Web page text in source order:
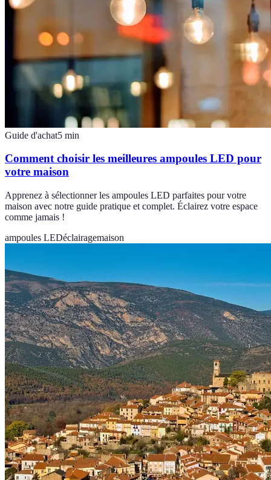
Guide d'achat5 min
Comment choisir les meilleures ampoules LED pour
votre maison
Apprenez à sélectionner les ampoules LED parfaites pour votre
maison avec notre guide pratique et complet. Éclairez votre espace
comme jamais !
ampoules LEDéclairagemaison